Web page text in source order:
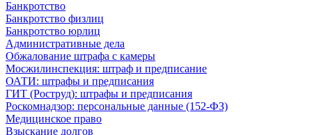
Банкротство
Банкротство физлиц
Банкротство юрлиц
Административные дела
Обжалование штрафа с камеры
Мосжилинспекция: штраф и предписание
ОАТИ: штрафы и предписания
ГИТ (Роструд): штрафы и предписания
Роскомнадзор: персональные данные (152-ФЗ)
Медицинское право
Взыскание долгов